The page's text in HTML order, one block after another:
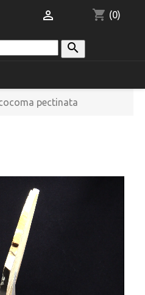
shopping_cart (0)


pectinata